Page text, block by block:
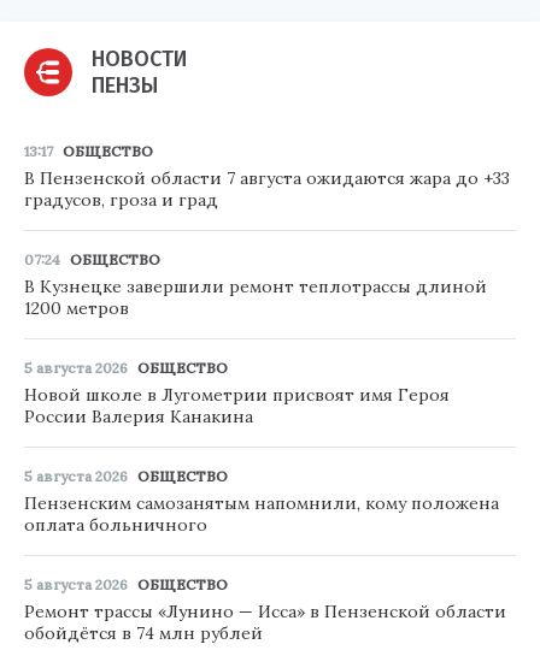
НОВОСТИ
ПЕНЗЫ
13:17 ОБЩЕСТВО
В Пензенской области 7 августа ожидаются жара до +33
градусов, гроза и град
07:24 ОБЩЕСТВО
В Кузнецке завершили ремонт теплотрассы длиной
1200 метров
5 августа 2026 ОБЩЕСТВО
Новой школе в Лугометрии присвоят имя Героя
России Валерия Канакина
5 августа 2026 ОБЩЕСТВО
Пензенским самозанятым напомнили, кому положена
оплата больничного
5 августа 2026 ОБЩЕСТВО
Ремонт трассы «Лунино — Исса» в Пензенской области
обойдётся в 74 млн рублей